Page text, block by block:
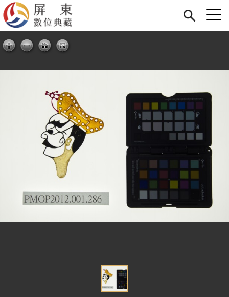
展覽
關於我們
Jump to Main content